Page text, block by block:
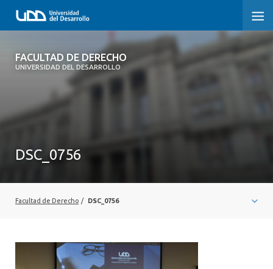
FACULTAD DE DERECHO
UNIVERSIDAD DEL DESARROLLO
FACULTAD DE DERECHO
SOBRE LA FACULTAD
VINCULACIÓN CON EL MEDIO
DSC_0756
Facultad de Derecho / DSC_0756